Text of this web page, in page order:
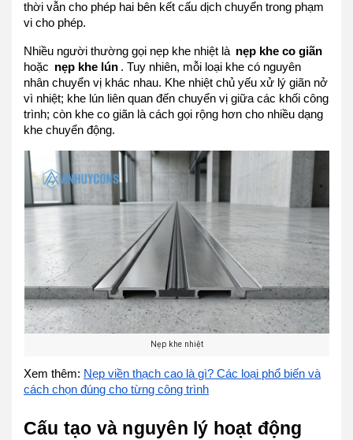
thời vẫn cho phép hai bên kết cấu dịch chuyển trong phạm
vi cho phép.
Nhiều người thường gọi nẹp khe nhiệt là nẹp khe co giãn
hoặc nẹp khe lún . Tuy nhiên, mỗi loại khe có nguyên
nhân chuyển vị khác nhau. Khe nhiệt chủ yếu xử lý giãn nở
vì nhiệt; khe lún liên quan đến chuyển vị giữa các khối công
trình; còn khe co giãn là cách gọi rộng hơn cho nhiều dạng
khe chuyển động.
Nẹp khe nhiệt
Xem thêm: Nẹp viền thạch cao là gì? Các loại phổ biến và
cách chọn đúng cho từng công trình
Cấu tạo và nguyên lý hoạt động